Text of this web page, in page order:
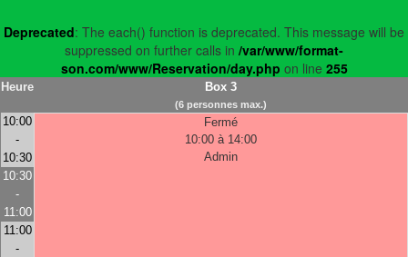
Deprecated: The each() function is deprecated. This message will be
suppressed on further calls in /var/www/format-
son.com/www/Reservation/day.php on line 255
Heure Box 3
(6 personnes max.)
10:00
-
10:30
Fermé
10:00 à 14:00
Admin
10:30
-
11:00
11:00
-